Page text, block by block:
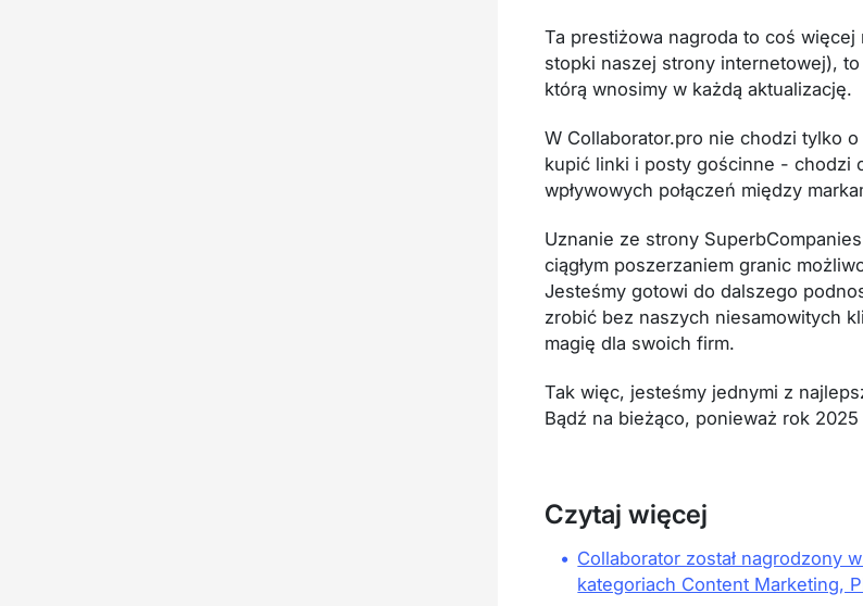
Ta prestiżowa nagroda to coś więcej
stopki naszej strony internetowej),
którą wnosimy w każdą aktualizację.
W Collaborator.pro nie chodzi tylko
kupić linki i posty gościnne - chodzi
wpływowych połączeń między
Uznanie ze strony
ciągłym poszerzaniem granic
Jesteśmy gotowi do dalszego
zrobić bez naszych niesamowitych
magię dla swoich firm.
Tak więc, jesteśmy jednymi z
Bądź na bieżąco, ponieważ rok
Czytaj więcej
• Collaborator został nagrodzony
kategoriach Content Marketing,